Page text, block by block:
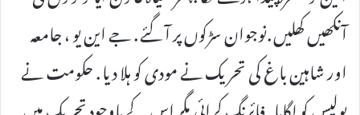
آنکھیں کھلیں .نوجوان سڑکوں پر آ گئے . جے این یو ، جامعہ
اور شاہین باغ کی تحریک نے مودی کو ہلا دیا . حکومت نے